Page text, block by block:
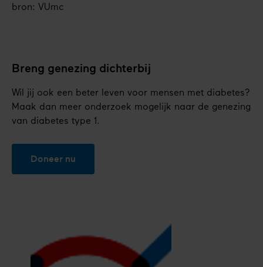
bron: VUmc
Breng genezing dichterbij
Wil jij ook een beter leven voor mensen met diabetes?
Maak dan meer onderzoek mogelijk naar de genezing
van diabetes type 1.
Doneer nu